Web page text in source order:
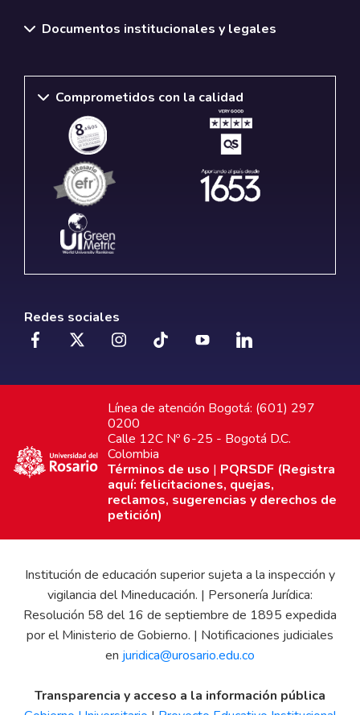
Documentos institucionales y legales
Comprometidos con la calidad
Redes sociales
Línea de atención Bogotá: (601) 297
0200
Calle 12C Nº 6-25 - Bogotá D.C.
Colombia
Términos de uso | PQRSDF (Registra
aquí: felicitaciones, quejas,
reclamos, sugerencias y derechos de
petición)
Institución de educación superior sujeta a la inspección y
vigilancia del Mineducación. | Personería Jurídica:
Resolución 58 del 16 de septiembre de 1895 expedida
por el Ministerio de Gobierno. | Notificaciones judiciales
en juridica@urosario.edu.co
Transparencia y acceso a la información pública